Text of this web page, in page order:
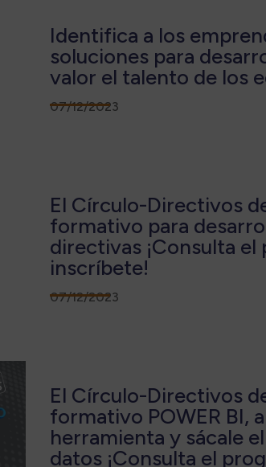
Identifica a los
soluciones para
valor el talento de los
07/12/2023
El Círculo-Directivos
formativo para
directivas ¡Consulta
inscríbete!
07/12/2023
El Círculo-Directivos
formativo POWER BI,
herramienta y sácale
datos ¡Consulta el